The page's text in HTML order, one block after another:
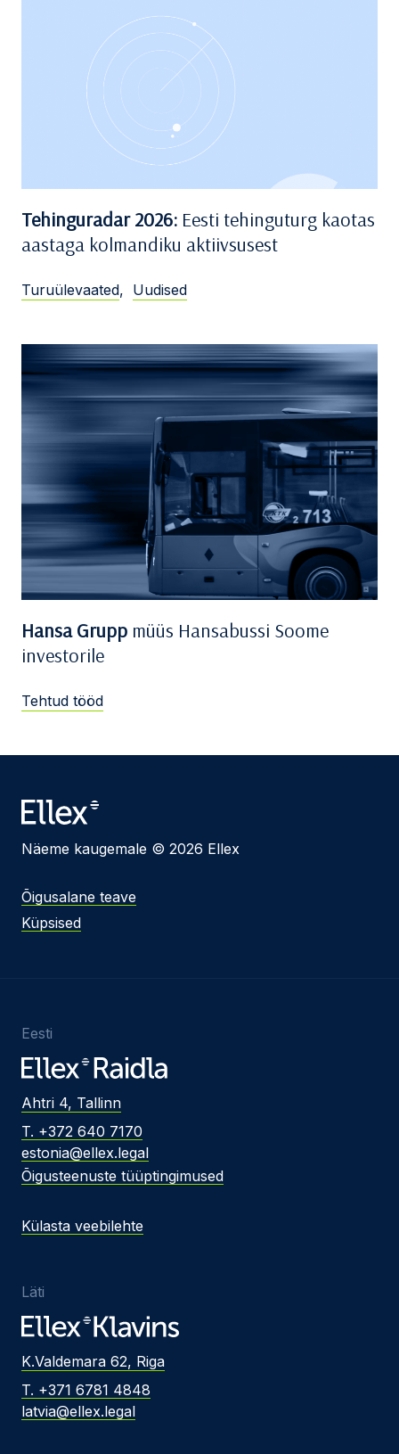
Tehinguradar 2026: Eesti tehinguturg kaotas
aastaga kolmandiku aktiivsusest
Turuülevaated, Uudised
Hansa Grupp müüs Hansabussi Soome
investorile
Tehtud tööd
Näeme kaugemale © 2026 Ellex
Õigusalane teave
Küpsised
Eesti
Ahtri 4, Tallinn
T. +372 640 7170
estonia@ellex.legal
Õigusteenuste tüüptingimused
Külasta veebilehte
Läti
K.Valdemara 62, Riga
T. +371 6781 4848
latvia@ellex.legal